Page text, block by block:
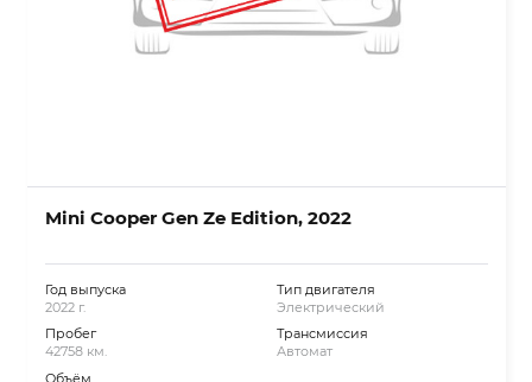
Mini Cooper Gen Ze Edition, 2022
Год выпуска
2022 г.
Пробег
42758 км.
Объём
Тип двигателя
Электрический
Трансмиссия
Автомат